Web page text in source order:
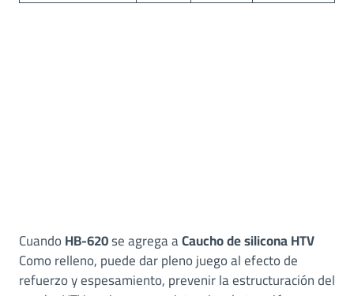
CuandoHB-620se agrega aCaucho de silicona HTV
Como relleno, puede dar pleno juego al efecto de
refuerzo y espesamiento, prevenir la estructuración del